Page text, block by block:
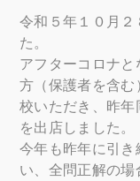
令和５年１０月２
た。
アフターコロナ
方（保護者を含
校いただき、昨年
を出店しました。
今年も昨年に引き
い、全問正解の